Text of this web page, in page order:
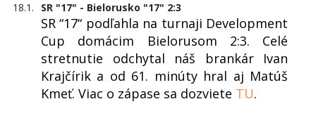
18.1. SR "17" - Bielorusko "17" 2:3
SR “17“ podľahla na turnaji Development
Cup domácim Bielorusom 2:3. Celé
stretnutie odchytal náš brankár Ivan
Krajčírik a od 61. minúty hral aj Matúš
Kmeť. Viac o zápase sa dozviete TU.